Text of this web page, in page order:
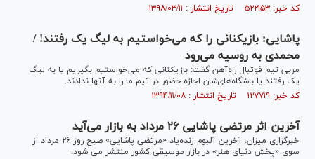
کد خبر: ۵۲۲۱۵۳ تاریخ انتشار : ۱۳۹۸/۰۳/۱۱
پاشایی: بازیکنانی را که می‌خواستیم به لیگ یک رفتند! /
محمدی به روسیه می‌رود
مربی تیم فوتبال راه‌آهن گفت: بازیکنانی که می‌خواستیم بگیریم یا به لیگ
یک رفتند یا باشگاه‌های‌شان اجازه حضور در تیم ما را به آنها ندادند.
کد خبر: ۱۲۷۷۱۹ تاریخ انتشار : ۱۳۹۴/۱۱/۰۸
آخرین اثر مرتضی پاشایی ۲۶ مرداد به بازار می‌آید
خبرگزاری میزان: آخرین آلبوم زنده‌یاد «مرتضی پاشایی» صبح روز ۲۶ مرداد از
سوی «پخش دنیای هنر» در بازار موسیقی کشور منتشر می‌ شود.